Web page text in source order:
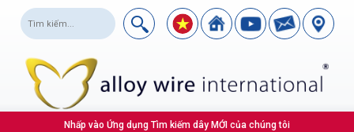
Nhấp vào Ứng dụng Tìm kiếm dây MỚI của chúng tôi